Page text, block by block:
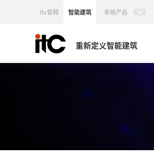
itc官网 智能建筑 系统产品
重新定义智能建筑